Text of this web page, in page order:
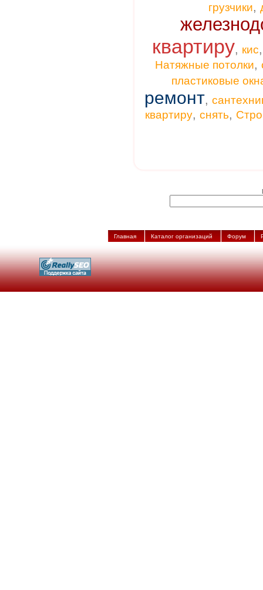
грузчики,
квартиру, кис
Натяжные потолки,
пластиковые
ремонт,
квартиру, снять,
Главная Каталог организаций Форум